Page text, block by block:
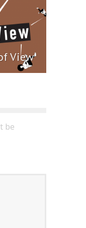
View
be